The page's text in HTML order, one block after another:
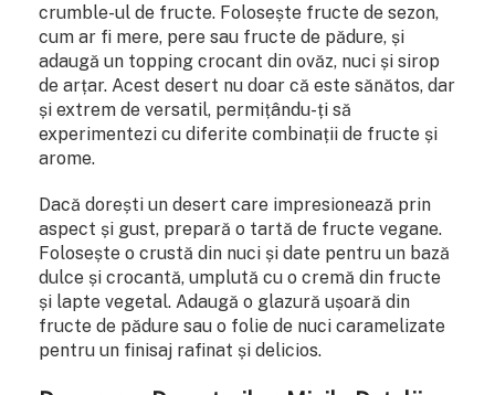
crumble-ul de fructe. Folosește fructe de sezon,
cum ar fi mere, pere sau fructe de pădure, și
adaugă un topping crocant din ovăz, nuci și sirop
de arțar. Acest desert nu doar că este sănătos, dar
și extrem de versatil, permițându-ți să
experimentezi cu diferite combinații de fructe și
arome.
Dacă dorești un desert care impresionează prin
aspect și gust, prepară o tartă de fructe vegane.
Folosește o crustă din nuci și date pentru un bază
dulce și crocantă, umplută cu o cremă din fructe
și lapte vegetal. Adaugă o glazură ușoară din
fructe de pădure sau o folie de nuci caramelizate
pentru un finisaj rafinat și delicios.